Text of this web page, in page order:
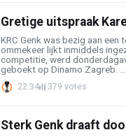
Gretige uitspraak
KRC Genk was bezig aan een
ommekeer lijkt inmiddels
competitie, werd
geboekt op Dinamo Zagreb. ...
22:34 379 votes
Sterk Genk draaft